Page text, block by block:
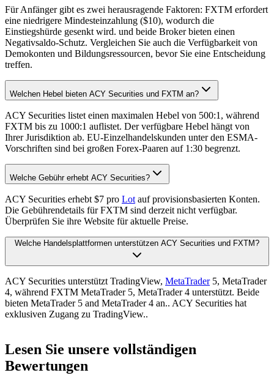
Für Anfänger gibt es zwei herausragende Faktoren: FXTM erfordert
eine niedrigere Mindesteinzahlung ($10), wodurch die
Einstiegshürde gesenkt wird. und beide Broker bieten einen
Negativsaldo-Schutz. Vergleichen Sie auch die Verfügbarkeit von
Demokonten und Bildungsressourcen, bevor Sie eine Entscheidung
treffen.
Welchen Hebel bieten ACY Securities und FXTM an?
ACY Securities listet einen maximalen Hebel von 500:1, während
FXTM bis zu 1000:1 auflistet. Der verfügbare Hebel hängt von
Ihrer Jurisdiktion ab. EU-Einzelhandelskunden unter den ESMA-
Vorschriften sind bei großen Forex-Paaren auf 1:30 begrenzt.
Welche Gebühr erhebt ACY Securities?
ACY Securities erhebt $7 pro Lot auf provisionsbasierten Konten.
Die Gebührendetails für FXTM sind derzeit nicht verfügbar.
Überprüfen Sie ihre Website für aktuelle Preise.
Welche Handelsplattformen unterstützen ACY Securities und FXTM?
ACY Securities unterstützt TradingView, MetaTrader5, MetaTrader
4, während FXTM MetaTrader 5, MetaTrader 4 unterstützt. Beide
bieten MetaTrader 5 and MetaTrader 4 an.. ACY Securities hat
exklusiven Zugang zu TradingView..
Lesen Sie unsere vollständigen
Bewertungen